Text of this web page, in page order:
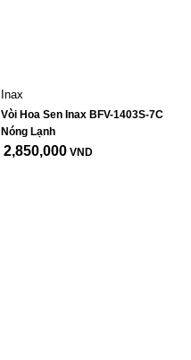
Inax
Vòi Hoa Sen Inax BFV-1403S-7C
Nóng Lạnh
2,850,000 VND